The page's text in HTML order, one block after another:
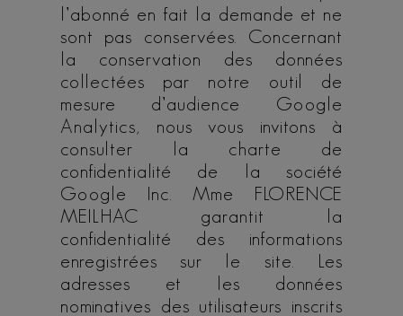
l’abonné en fait la demande et ne
sont pas conservées. Concernant
la conservation des données
collectées par notre outil de
mesure d’audience Google
Analytics, nous vous invitons à
consulter la charte de
confidentialité de la société
Google Inc. Mme FLORENCE
MEILHAC garantit la
confidentialité des informations
enregistrées sur le site. Les
adresses et les données
nominatives des utilisateurs inscrits